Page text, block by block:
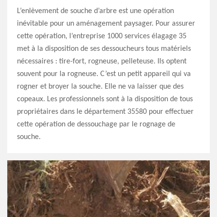
L’enlèvement de souche d’arbre est une opération
inévitable pour un aménagement paysager. Pour assurer
cette opération, l’entreprise 1000 services élagage 35
met à la disposition de ses dessoucheurs tous matériels
nécessaires : tire-fort, rogneuse, pelleteuse. Ils optent
souvent pour la rogneuse. C’est un petit appareil qui va
rogner et broyer la souche. Elle ne va laisser que des
copeaux. Les professionnels sont à la disposition de tous
propriétaires dans le département 35580 pour effectuer
cette opération de dessouchage par le rognage de
souche.